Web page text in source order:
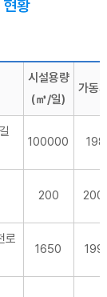
황
시설용량
(㎥/일)
가동
100000
200
로
1650